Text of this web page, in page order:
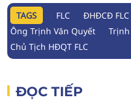
TAGS FLC ĐHĐCĐ FLC
Ông Trịnh Văn Quyết
Chủ Tịch HĐQT FLC
ĐỌC TIẾP